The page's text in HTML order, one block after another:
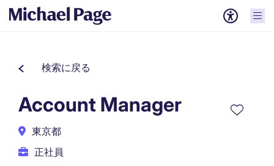
検索に戻る
Account Manager
東京都
正社員